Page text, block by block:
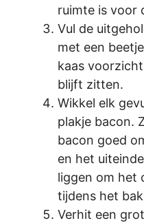
ruimte is voor
Vul de
met een
kaas
blijft zitten.
Wikkel elk
plakje bacon.
bacon goed
en het
liggen om het
tijdens het
Verhit een